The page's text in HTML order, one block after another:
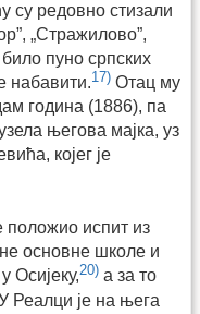
су редовно стизали
„Стражилово”,
било пуно српских
набавити.17) Отац му
година (1886), па
његова мајка, уз
којег је
положио испит из
основне школе и
Осијеку,20) а за то
Реалци је на њега